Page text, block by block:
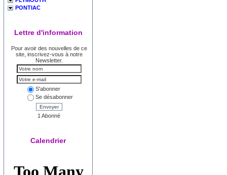
PONTIAC
Lettre d'information
Pour avoir des nouvelles de ce
site, inscrivez-vous à notre
Newsletter.
S'abonner
Se désabonner
Envoyer
1 Abonné
Calendrier